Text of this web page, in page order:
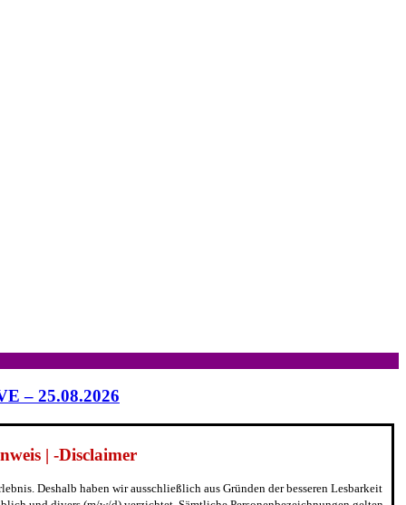
– 25.08.2026
| -Disclaimer
Deshalb haben wir ausschließlich aus Gründen der besseren Lesbarkeit